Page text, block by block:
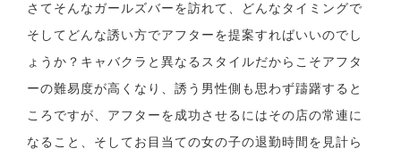
さてそんなガールズバーを訪れて、どんなタイミングで
そしてどんな誘い方でアフターを提案すればいいのでし
ょうか？キャバクラと異なるスタイルだからこそアフタ
ーの難易度が高くなり、誘う男性側も思わず躊躇すると
ころですが、アフターを成功させるにはその店の常連に
なること、そしてお目当ての女の子の退勤時間を見計ら